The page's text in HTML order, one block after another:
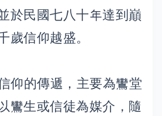
於民國七八十年達到巔
歲信仰越盛。
的傳遞，主要為鸞堂
鸞生或信徒為媒介，隨